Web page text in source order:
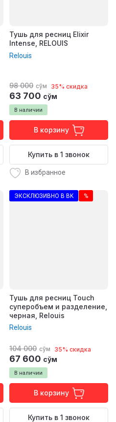
Тушь для ресниц Elixir
Intense, RELOUIS
Relouis
В наличии
98 000 сўм 35% скидка
63 700 сўм
В корзину
Купить в 1 звонок
В избранное
ЭКСКЛЮЗИВНО В BK %
Тушь для ресниц Touch
суперобъем и разделение,
черная, Relouis
Relouis
В наличии
104 000 сўм 35% скидка
67 600 сўм
В корзину
Купить в 1 звонок